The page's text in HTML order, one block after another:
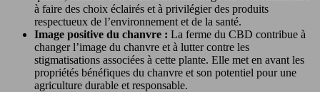
à faire des choix éclairés et à privilégier des produits
respectueux de l’environnement et de la santé.
Image positive du chanvre : La ferme du CBD contribue à
changer l’image du chanvre et à lutter contre les
stigmatisations associées à cette plante. Elle met en avant les
propriétés bénéfiques du chanvre et son potentiel pour une
agriculture durable et responsable.